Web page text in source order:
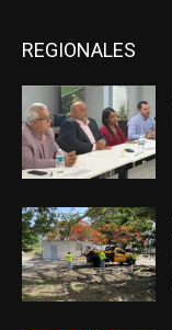
REGIONALES